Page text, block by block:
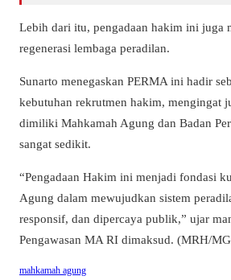
Lebih dari itu, pengadaan hakim ini juga
regenerasi lembaga peradilan.
Sunarto menegaskan PERMA ini hadir
kebutuhan rekrutmen hakim, mengingat
dimiliki Mahkamah Agung dan Badan
sangat sedikit.
“Pengadaan Hakim ini menjadi fondasi
Agung dalam mewujudkan sistem
responsif, dan dipercaya publik,” ujar
Pengawasan MA RI dimaksud. (MRH/
mahkamah agung